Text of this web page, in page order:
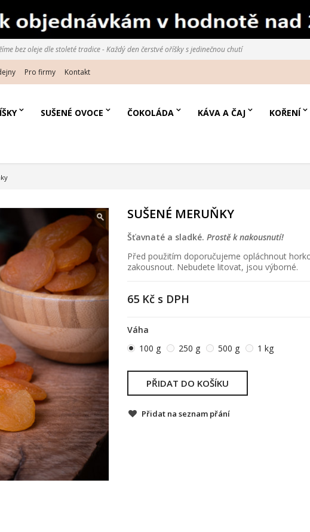
bez oleje dle stoleté tradice - Každý den čerstvé oříšky s jedinečnou chutí
Pro firmy Kontakt
SUŠENÉ OVOCE ČOKOLÁDA KÁVA A ČAJ KOŘENÍ
SUŠENÉ MERUŇKY
Šťavnaté a sladké. Prostě k nakousnutí!
Před použitím doporučujeme opláchnout
zakousnout. Nebudete litovat, jsou výborné.
65 Kčs DPH
Váha
100 g
250 g 500 g 1 kg
PŘIDAT DO KOŠÍKU
Přidat na seznam přání